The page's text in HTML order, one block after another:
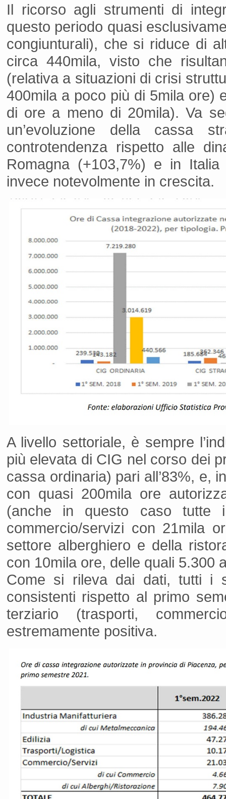
Il ricorso agli strumenti di
questo periodo quasi
congiunturali), che si riduce di
circa 440mila, visto che
(relativa a situazioni di crisi
400mila a poco più di 5mila ore)
di ore a meno di 20mila). Va
un’evoluzione della cassa
controtendenza rispetto alle
Romagna (+103,7%) e in
invece notevolmente in crescita.
A livello settoriale, è sempre
più elevata di CIG nel corso dei
cassa ordinaria) pari all’83%, e,
con quasi 200mila ore
(anche in questo caso tutte
commercio/servizi con 21mila
settore alberghiero e della
con 10mila ore, delle quali 5.300
Come si rileva dai dati, tutti i
consistenti rispetto al primo
terziario (trasporti,
estremamente positiva.